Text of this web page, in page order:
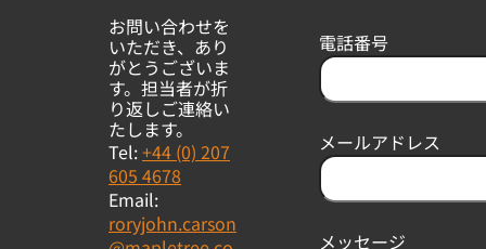
お問い合わせを
いただき、あり
がとうございま
す。担当者が折
り返しご連絡い
たします。
Tel:+44 (0) 207
605 4678
Email:
roryjohn.carson
r
s
t
電話番号
メールアドレス
メッセージ